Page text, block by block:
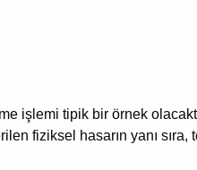
işlemi tipik bir örnek
fiziksel hasarın yanı